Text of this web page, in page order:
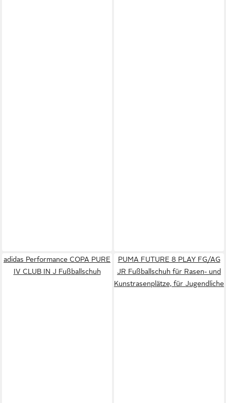
adidas Performance COPA PURE
IV CLUB IN J Fußballschuh
PUMA FUTURE 8 PLAY FG/AG
JR Fußballschuh für Rasen- und
Kunstrasenplätze, für Jugendliche